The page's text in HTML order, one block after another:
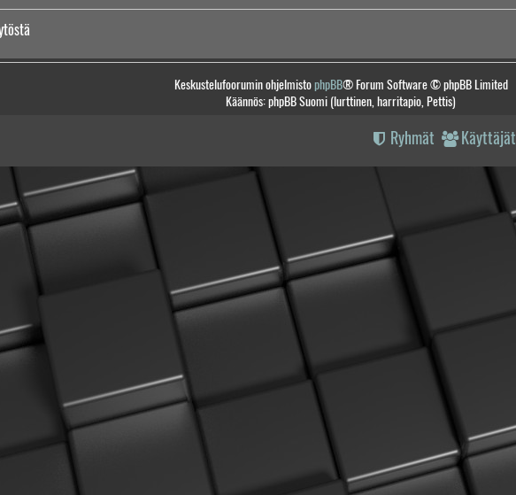
Keskustelufoorumin ohjelmistophpBB® Forum Software © phpBB Limited
Käännös: phpBB Suomi (lurttinen, harritapio, Pettis)
Käyttäjät
Ryhmät